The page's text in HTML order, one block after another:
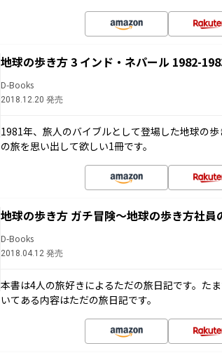
地球の歩き方 3 インド・ネパール 1982-
D-Books
2018.12.20 発売
1981年、旅人のバイブルとして登場した地球の
の旅を思い出して欲しい1冊です。
地球の歩き方 ガチ冒険～地球の歩き方社員
D-Books
2018.04.12 発売
本書は4人の旅好きによるただの旅日記です。た
いてある内容はただの旅日記です。